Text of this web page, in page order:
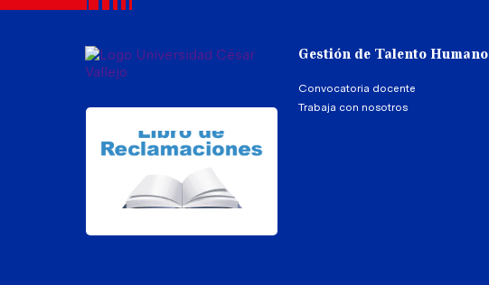
Gestión de Talento Humano
Convocatoria docente
Trabaja con nosotros